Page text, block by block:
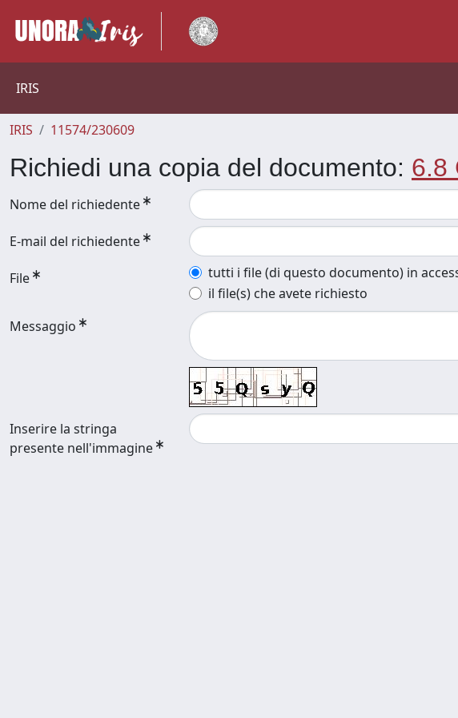
IRIS
IRIS 11574/230609
Richiedi una copia del documento: 6.8
Nome del richiedente
E-mail del richiedente
File
tutti i file (di questo documento) in
il file(s) che avete richiesto
Messaggio
Inserire la stringa
presente nell'immagine